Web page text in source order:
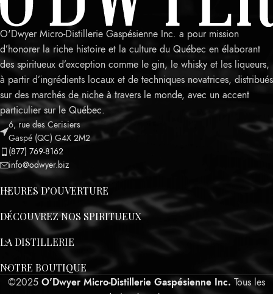
Leaflet
O'Dwyer Micro-Distillerie Gaspésienne Inc. a pour mission
d’honorer la riche histoire et la culture du Québec en élaborant
des spiritueux d’exception comme le gin, le whisky et les liqueurs,
à partir d’ingrédients locaux et de techniques novatrices, distribués
sur des marchés de niche à travers le monde, avec un accent
particulier sur le Québec.
6, rue des Cerisiers
Gaspé (QC) G4X 2M2
(877) 769-8162
info@odwyer.biz
HEURES D’OUVERTURE
DÉCOUVREZ NOS SPIRITUEUX
LA DISTILLERIE
NOTRE BOUTIQUE
©2025 O'Dwyer Micro-Distillerie Gaspésienne Inc. Tous les